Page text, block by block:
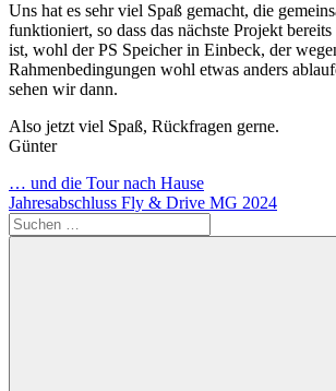
Uns hat es sehr viel Spaß gemacht, die
funktioniert, so dass das nächste Projekt
ist, wohl der PS Speicher in Einbeck, der
Rahmenbedingungen wohl etwas anders
sehen wir dann.
Also jetzt viel Spaß, Rückfragen gerne.
Günter
Beitragsnavigation
Vorheriger
Beitrag:
… und die Tour nach Hause
Nächster
Beitrag:
Jahresabschluss Fly & Drive MG 2024
Suchen
nach: